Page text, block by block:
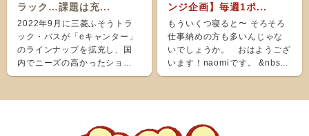
ラック…課題は充...
2022年9月に三菱ふそうトラ
ック・バスが「eキャンター」
のラインナップを拡充し、国
内でニーズの高かったショー
ト＆ナローボディ（G...
ンジ企画】毎週1ポ...
もういくつ寝ると〜 そろそろ
仕事納めの方も多いんじゃな
いでしょうか。 おはようござ
います！naomiです。 &nbs...